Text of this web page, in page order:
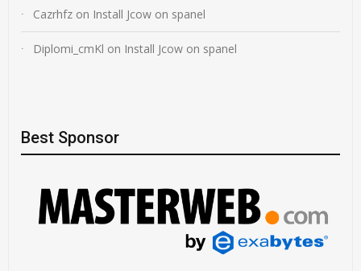
Cazrhfz on Install Jcow on spanel
Diplomi_cmKl on Install Jcow on spanel
Best Sponsor